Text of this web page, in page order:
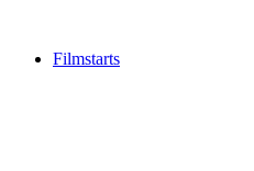
Filmstarts